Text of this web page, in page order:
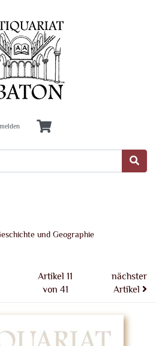
und Geographie
Artikel 11
von 41
nächster
Artikel